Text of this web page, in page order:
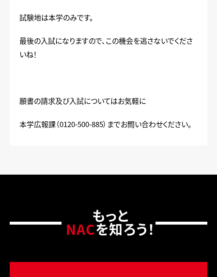
試験地は本学のみです。
最後の入試になりますので、この機会を逃さないでくださ
いね！
願書の請求及び入試についてはお気軽に
本学広報課（0120-500-885）までお問い合わせください。
もっと
NACを知ろう！